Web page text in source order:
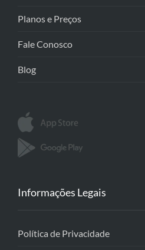
Planos e Preços
Fale Conosco
Blog
Informações Legais
Política de Privacidade